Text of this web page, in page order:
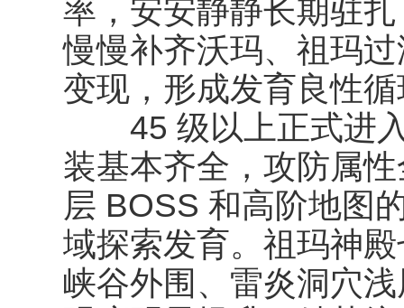
率，安安静静长期驻
慢慢补齐沃玛、祖玛
变现，形成发育良性
45 级以上正式进入
装基本齐全，攻防属
层 BOSS 和高阶地图
域探索发育。祖玛神
峡谷外围、雷炎洞穴